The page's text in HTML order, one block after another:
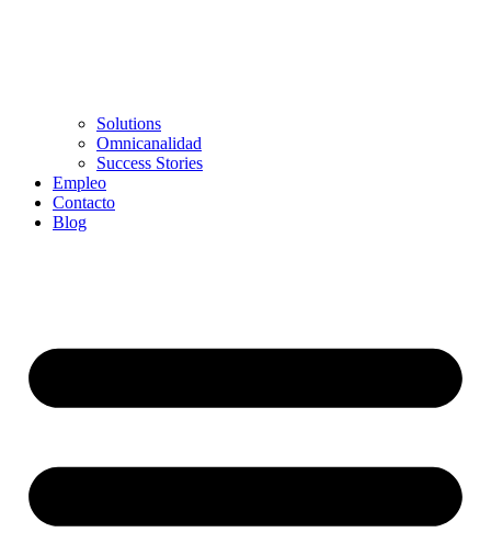
Solutions
Omnicanalidad
Success Stories
Empleo
Contacto
Blog